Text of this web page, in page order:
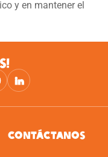
y en mantener el
CONTÁCTANOS